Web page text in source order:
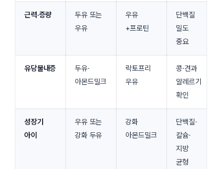
근력·증량
두유 또는
우유
우유
+프로틴
단백질
밀도
중요
유당불내증
두유·
아몬드밀크
락토프리
우유
콩·견과
알레르기
확인
성장기
아이
우유 또는
강화 두유
강화
아몬드밀크
단백질·
칼슘·
지방
균형